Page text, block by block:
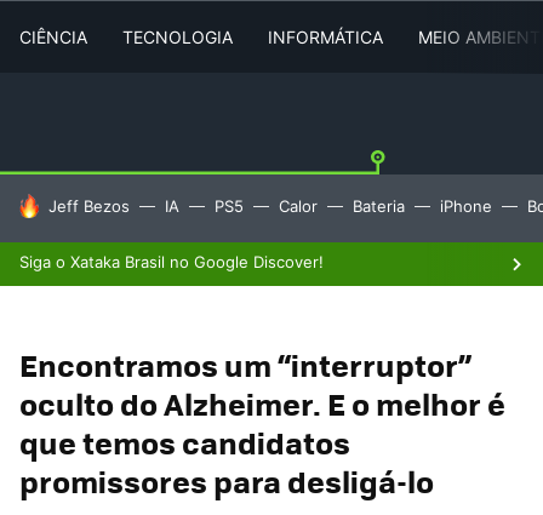
CIÊNCIA TECNOLOGIA INFORMÁTICA MEIO
TENDÊNCIAS DO DIA
Jeff Bezos IA PS5 Calor Bateria iPhone
Siga o Xataka Brasil no Google Discover!
Encontramos um “interruptor”
oculto do Alzheimer. E o melhor é
que temos candidatos
promissores para desligá-lo